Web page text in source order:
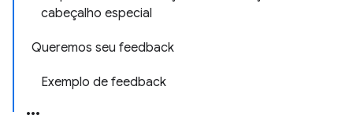
cabeçalho especial
Queremos seu feedback
Exemplo de feedback